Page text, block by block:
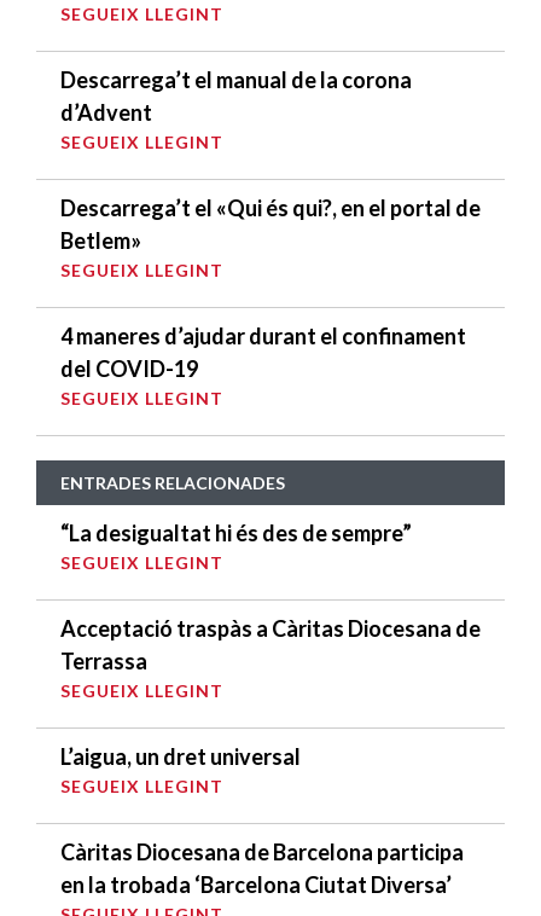
SEGUEIX LLEGINT
Descarrega’t el manual de la corona
d’Advent
SEGUEIX LLEGINT
Descarrega’t el «Qui és qui?, en el portal de
Betlem»
SEGUEIX LLEGINT
4 maneres d’ajudar durant el confinament
del COVID-19
SEGUEIX LLEGINT
ENTRADES RELACIONADES
“La desigualtat hi és des de sempre”
SEGUEIX LLEGINT
Acceptació traspàs a Càritas Diocesana de
Terrassa
SEGUEIX LLEGINT
L’aigua, un dret universal
SEGUEIX LLEGINT
Càritas Diocesana de Barcelona participa
en la trobada ‘Barcelona Ciutat Diversa’